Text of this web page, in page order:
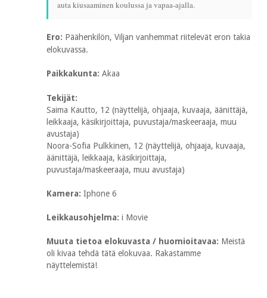
auta kiusaaminen koulussa ja vapaa-ajalla.
Ero: Päähenkilön, Viljan vanhemmat riitelevät eron takia
elokuvassa.
Paikkakunta: Akaa
Tekijät:
Saima Kautto, 12 (näyttelijä, ohjaaja, kuvaaja, äänittäjä,
leikkaaja, käsikirjoittaja, puvustaja/maskeeraaja, muu
avustaja)
Noora-Sofia Pulkkinen, 12 (näyttelijä, ohjaaja, kuvaaja,
äänittäjä, leikkaaja, käsikirjoittaja,
puvustaja/maskeeraaja, muu avustaja)
Kamera: Iphone 6
Leikkausohjelma: i Movie
Muuta tietoa elokuvasta / huomioitavaa: Meistä
oli kivaa tehdä tätä elokuvaa. Rakastamme
näyttelemistä!